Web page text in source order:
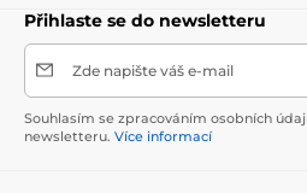
Přihlaste se do newsletteru
Zde napište váš e-mail
Souhlasím se zpracováním osobních
newsletteru. Více informací